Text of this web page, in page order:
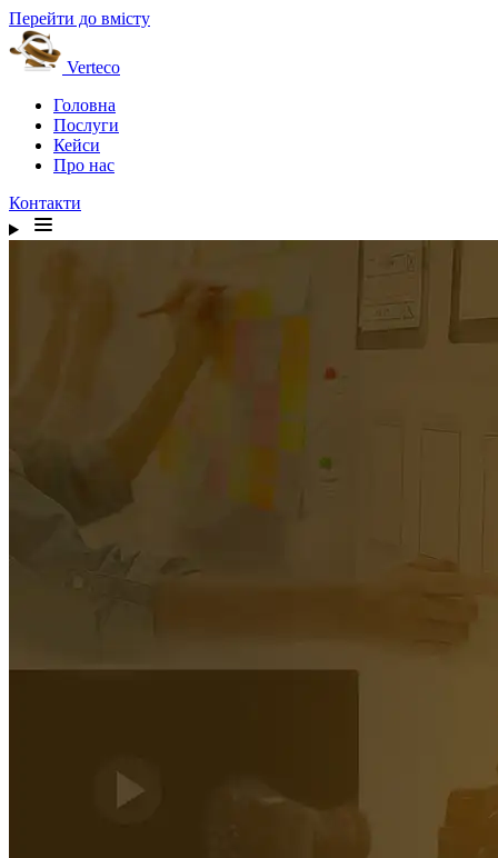
Перейти до вмісту
Verteco
Головна
Послуги
Кейси
Про нас
Контакти